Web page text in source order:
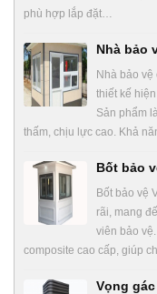
phù hợp lắp đặt…
Nhà bảo
Nhà bảo
thiết kế
Sản phẩm
thấm, chịu lực cao. Khả
Bốt bảo
Bốt bảo vệ
rãi, mang
viên bảo
composite cao cấp, giúp
Vọng